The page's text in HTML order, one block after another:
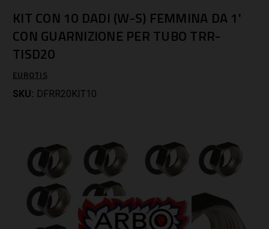
KIT CON 10 DADI (W-S) FEMMINA DA 1'
CON GUARNIZIONE PER TUBO TRR-
TISD20
EUROTIS
SKU: DFRR20KIT10